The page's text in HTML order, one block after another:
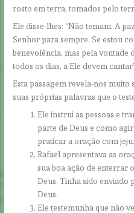
rosto em terra, tomados pelo
Ele disse-lhes: “Não temam. A
Senhor para sempre. Se estou
benevolência, mas pela vontade
todos os dias, a Ele devem
Esta passagem revela-nos muito
suas próprias palavras que o
Ele instrui as pessoas e
parte de Deus e como
praticar a oração com
Rafael apresentava as
sua boa ação de enterrar
Deus. Tinha sido enviado
Deus.
Ele testemunha que não